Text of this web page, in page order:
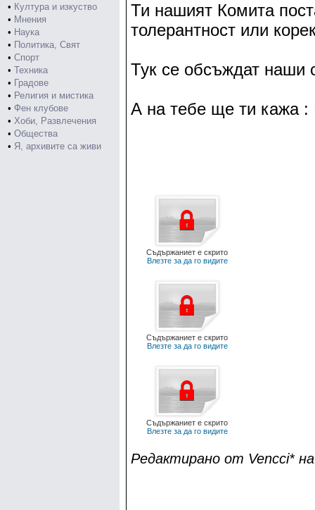
• Култура и изкуство
• Мнения
• Наука
• Политика, Свят
• Спорт
• Техника
• Градове
• Религия и мистика
• Фен клубове
• Хоби, Развлечения
• Общества
• Я, архивите са живи
Ти нашият Комита
толерантност или
Тук се обсъждат наши
А на тебе ще ти кажа
Съдържаниет е скрито
Влезте за да го видите
Съдържаниет е скрито
Влезте за да го видите
Съдържаниет е скрито
Влезте за да го видите
Редактирано от Vencci*